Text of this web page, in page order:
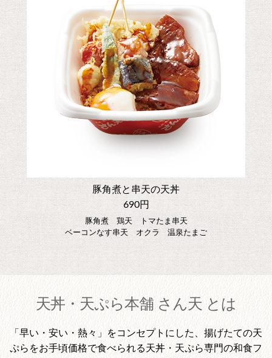
豚角煮と串天の天丼
690円
豚角煮 鶏天 トマたま串天
ベーコンなす串天 オクラ 温泉たまご
天丼・天ぷら本舗 さん天 とは
「早い・安い・熱々」をコンセプトにした、揚げたての天
ぷらをお手頃価格で食べられる天丼・天ぷら専門の和食フ